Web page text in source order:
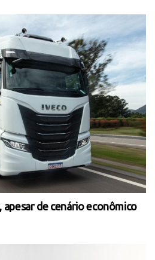
apesar de cenário econômico